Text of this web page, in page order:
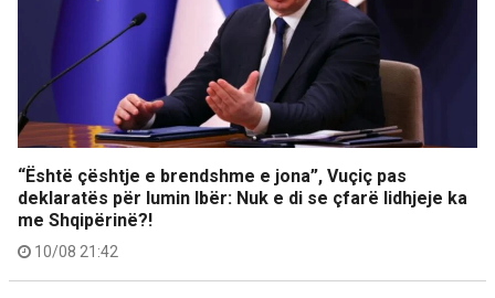
“Është çështje e brendshme e jona”, Vuçiç pas
deklaratës për lumin Ibër: Nuk e di se çfarë lidhjeje ka
me Shqipërinë?!
10/08 21:42